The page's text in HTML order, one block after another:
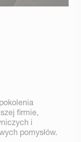
firmie,
i
pomysłów.